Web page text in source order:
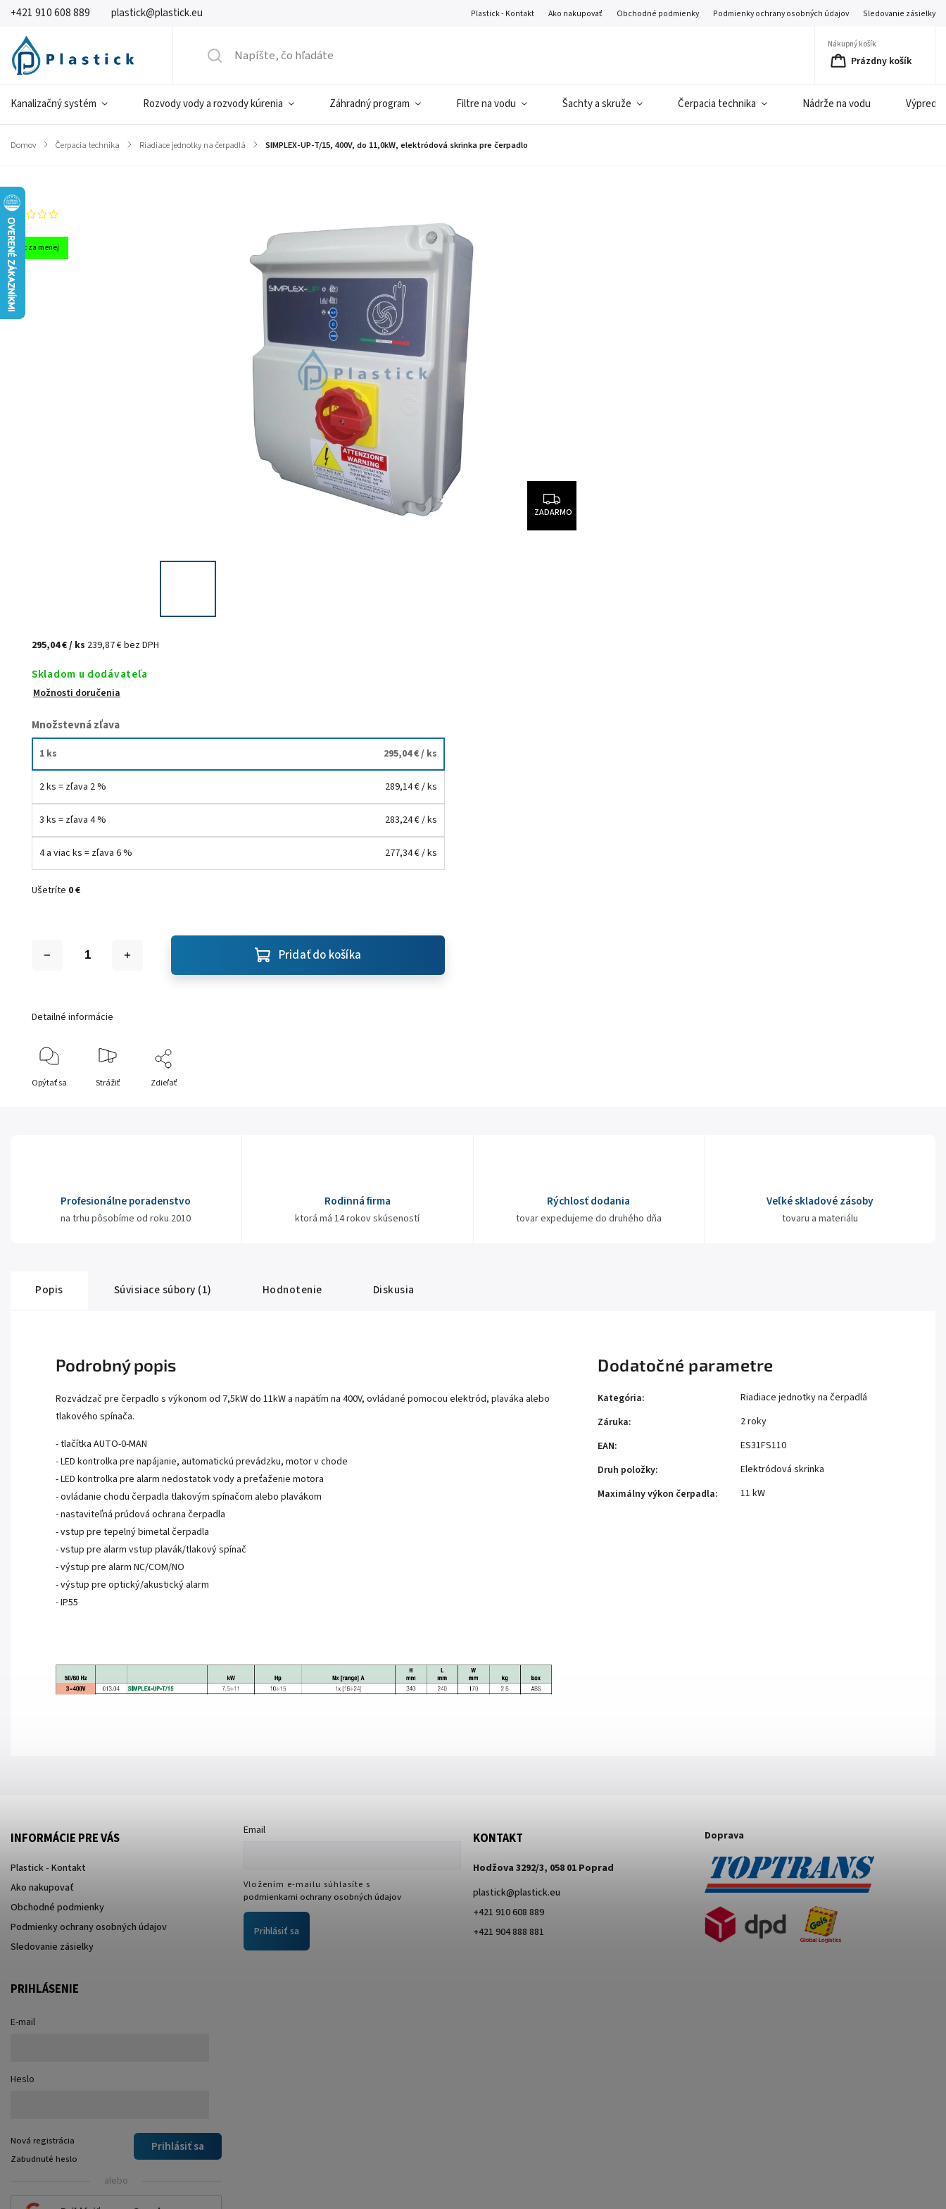
+421 910 608 889 plastick@plastick.eu Plastick - Kontakt Ako nakupovať Obchodné podmienky Podmienky ochrany osobných údajov Sledovanie zásielky
Nákupný košík
Prázdny košík
Kanalizačný systém Rozvody vody a rozvody kúrenia Záhradný program Filtre na vodu Šachty a skruže Čerpacia technika Nádrže na vodu
Domov / Čerpacia technika / Riadiace jednotky na čerpadlá / SIMPLEX-UP-T/15, 400V, do 11,0kW, elektródová skrinka pre čerpadlo
Viac za menej
Značka:
ZADARMO
295,04 €/ ks 239,87 € bez DPH
Skladom u dodávateľa
Možnosti doručenia
Množstevná zľava
1 ks 295,04 €/ ks
2 ks = zľava 2 % 289,14 €/ ks
3 ks = zľava 4 % 283,24 €/ ks
4 a viac ks = zľava 6 % 277,34 €/ ks
Ušetríte 0 €
Pridať do košíka
Detailné informácie
Opýtať sa Strážiť Zdieľať
Profesionálne poradenstvo
na trhu pôsobíme od roku 2010
Rodinná firma
ktorá má 14 rokov skúseností
Rýchlosť dodania
tovar expedujeme do druhého dňa
Veľké skladové zásoby
tovaru a materiálu
Popis Súvisiace súbory (1) Hodnotenie Diskusia
Podrobný popis
Rozvádzač pre čerpadlo s výkonom od 7,5kW do 11kW a napätím na 400V, ovládané pomocou elektród, plaváka alebo
tlakového spínača.
- tlačítka AUTO-0-MAN
- LED kontrolka pre napájanie, automatickú prevádzku, motor v chode
- LED kontrolka pre alarm nedostatok vody a preťaženie motora
- ovládanie chodu čerpadla tlakovým spínačom alebo plavákom
- nastaviteľná prúdová ochrana čerpadla
- vstup pre tepelný bimetal čerpadla
- vstup pre alarm vstup plavák/tlakový spínač
- výstup pre alarm NC/COM/NO
- výstup pre optický/akustický alarm
- IP55
Dodatočné parametre
Kategória:
Riadiace jednotky na čerpadlá
Záruka:
2 roky
EAN:
ES31FS110
Druh položky:
Elektródová skrinka
Maximálny výkon čerpadla: 11 kW
INFORMÁCIE PRE VÁS
Plastick - Kontakt
Ako nakupovať
Obchodné podmienky
Podmienky ochrany osobných údajov
Sledovanie zásielky
Email
Vložením e-mailu súhlasíte s
podmienkami ochrany osobných údajov
Prihlásiť sa
KONTAKT
Hodžova 3292/3, 058 01 Poprad
plastick@plastick.eu
+421 910 608 889
+421 904 888 881
Doprava
PRIHLÁSENIE
E-mail
Heslo
Prihlásiť sa
Nová registrácia
Zabudnuté heslo
alebo